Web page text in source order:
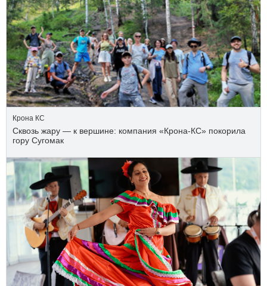
Крона КС
Сквозь жару — к вершине: компания «Крона‑КС» покорила
гору Сугомак